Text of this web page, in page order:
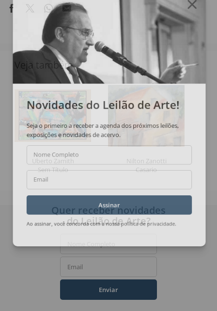
Veja também
Uberto Zamith
Sem Título
Nilton Zanotti
Casario
Novidades do Leilão de Arte!
Seja o primeiro a receber a agenda dos próximos leilões,
exposições e novidades de acervo.
Nome Completo
Email
Assinar
Ao assinar, você concorda com a nossapolítica de privacidade
Quer receber novidades
do Leilão de Arte?
Nome Completo
Email
Enviar